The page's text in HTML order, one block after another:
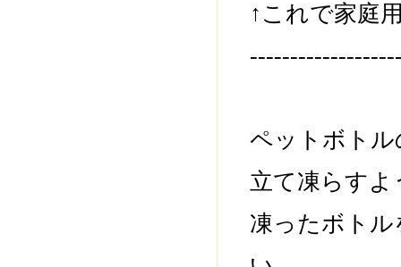
↑これで家庭
ペットボト
立て凍らすよ
凍ったボト